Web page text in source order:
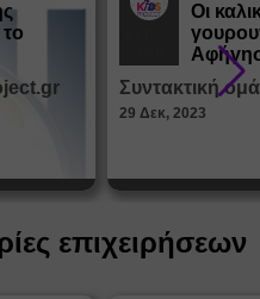
Οι
από τα
Συντακτική
29 Δεκ, 2023
επιχειρήσεων